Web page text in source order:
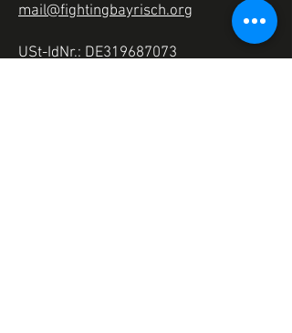
mail@fightingbayrisch.org
USt-IdNr.: DE319687073